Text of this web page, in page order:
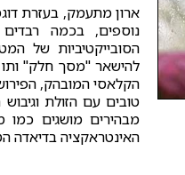
ארון מתעמק, בעזרת
נוספים, בכמה
הסובייקטיביות של
להישאר "מסך חלק" ותו
הקלאסי המובהק,
טובים עם הזולת
האינטראקציה בדיאדה